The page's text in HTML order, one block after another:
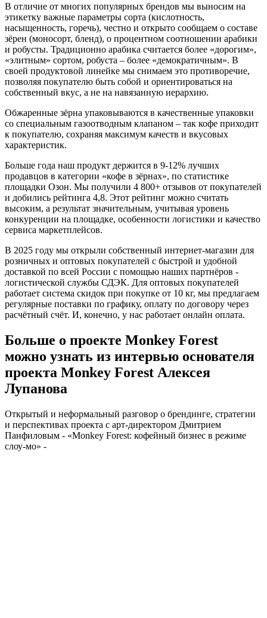
В отличие от многих популярных брендов мы выносим на
этикетку важные параметры сорта (кислотность,
насыщенность, горечь), честно и открыто сообщаем о составе
зёрен (моносорт, бленд), о процентном соотношении арабики
и робусты. Традиционно арабика считается более «дорогим»,
«элитным» сортом, робуста – более «демократичным». В
своей продуктовой линейке мы снимаем это противоречие,
позволяя покупателю быть собой и ориентироваться на
собственный вкус, а не на навязанную иерархию.
Обжаренные зёрна упаковываются в качественные упаковки
со специальным газоотводным клапаном – так кофе приходит
к покупателю, сохраняя максимум качеств и вкусовых
характеристик.
Больше года наш продукт держится в 9-12% лучших
продавцов в категории «кофе в зёрнах», по статистике
площадки Озон. Мы получили 4 800+ отзывов от покупателей
и добились рейтинга 4,8. Этот рейтинг можно считать
высоким, а результат значительным, учитывая уровень
конкуренции на площадке, особенности логистики и качество
сервиса маркетплейсов.
В 2025 году мы открыли собственный интернет-магазин для
розничных и оптовых покупателей с быстрой и удобной
доставкой по всей России с помощью наших партнёров -
логистической службы СДЭК. Для оптовых покупателей
работает система скидок при покупке от 10 кг, мы предлагаем
регулярные поставки по графику, оплату по договору через
расчётный счёт. И, конечно, у нас работает онлайн оплата.
Больше о проекте Monkey Forest
можно узнать из интервью основателя
проекта Monkey Forest Алексея
Лупанова
Открытый и неформальный разговор о брендинге, стратегии
и перспективах проекта с арт-директором Дмитрием
Панфиловым - «Monkey Forest: кофейный бизнес в режиме
слоу-мо» -